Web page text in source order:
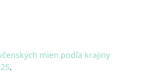
mien podľa krajiny
.